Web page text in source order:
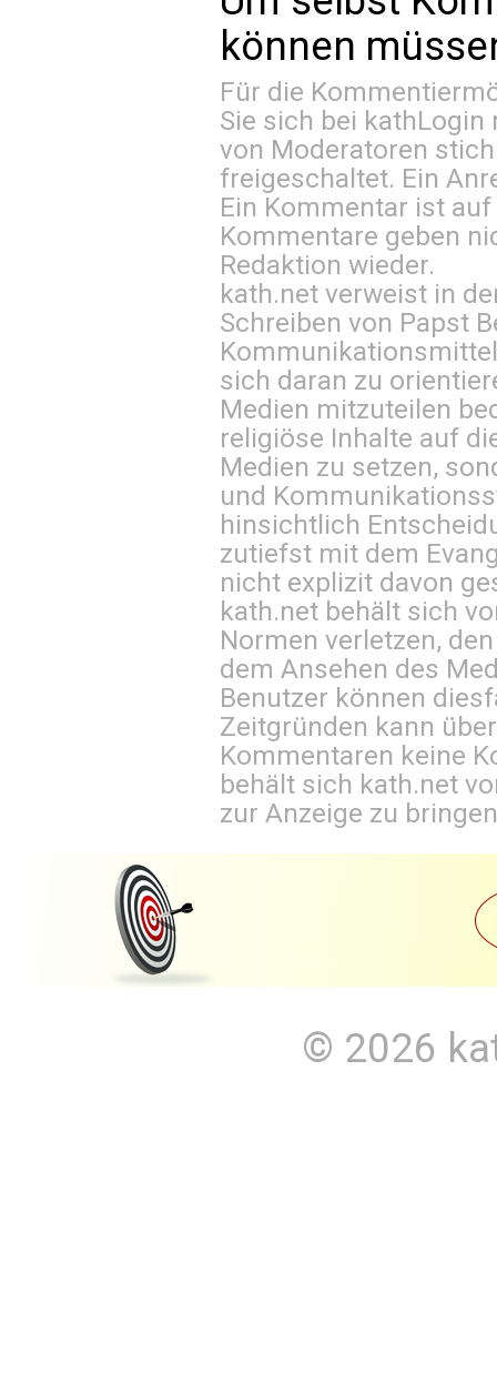
können
Für die
Sie sich bei kathLogin
von Moderatoren
freigeschaltet. Ein
Ein Kommentar ist
Kommentare geben
Redaktion wieder.
kath.net verweist in
Schreiben von Papst
sich daran zu
Medien mitzuteilen
religiöse Inhalte auf
Medien zu setzen,
und
hinsichtlich
zutiefst mit dem
nicht explizit davon
kath.net behält sich
Normen verletzen,
dem Ansehen des
Benutzer können
Zeitgründen kann
Kommentaren keine
behält sich kath.net
zur Anzeige zu
© 2026